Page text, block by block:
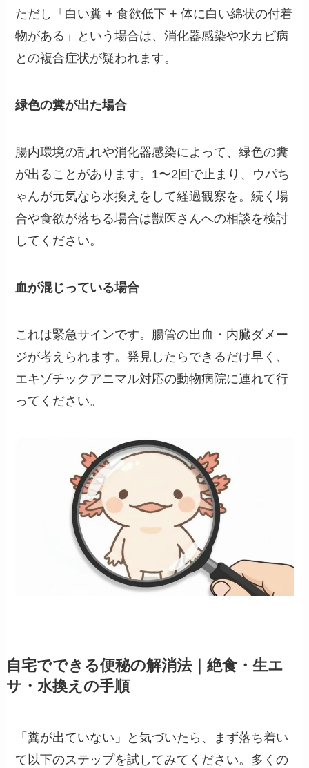
ただし「白い糞 + 食欲低下 + 体に白い綿状の付着
物がある」という場合は、消化器感染や水カビ病
との複合症状が疑われます。
緑色の糞が出た場合
腸内環境の乱れや消化器感染によって、緑色の糞
が出ることがあります。1〜2回で止まり、ウパち
ゃんが元気なら水換えをして経過観察を。続く場
合や食欲が落ちる場合は獣医さんへの相談を検討
してください。
血が混じっている場合
これは緊急サインです。腸管の出血・内臓ダメー
ジが考えられます。発見したらできるだけ早く、
エキゾチックアニマル対応の動物病院に連れて行
ってください。
自宅でできる便秘の解消法｜絶食・生エ
サ・水換えの手順
「糞が出ていない」と気づいたら、まず落ち着い
て以下のステップを試してみてください。多くの